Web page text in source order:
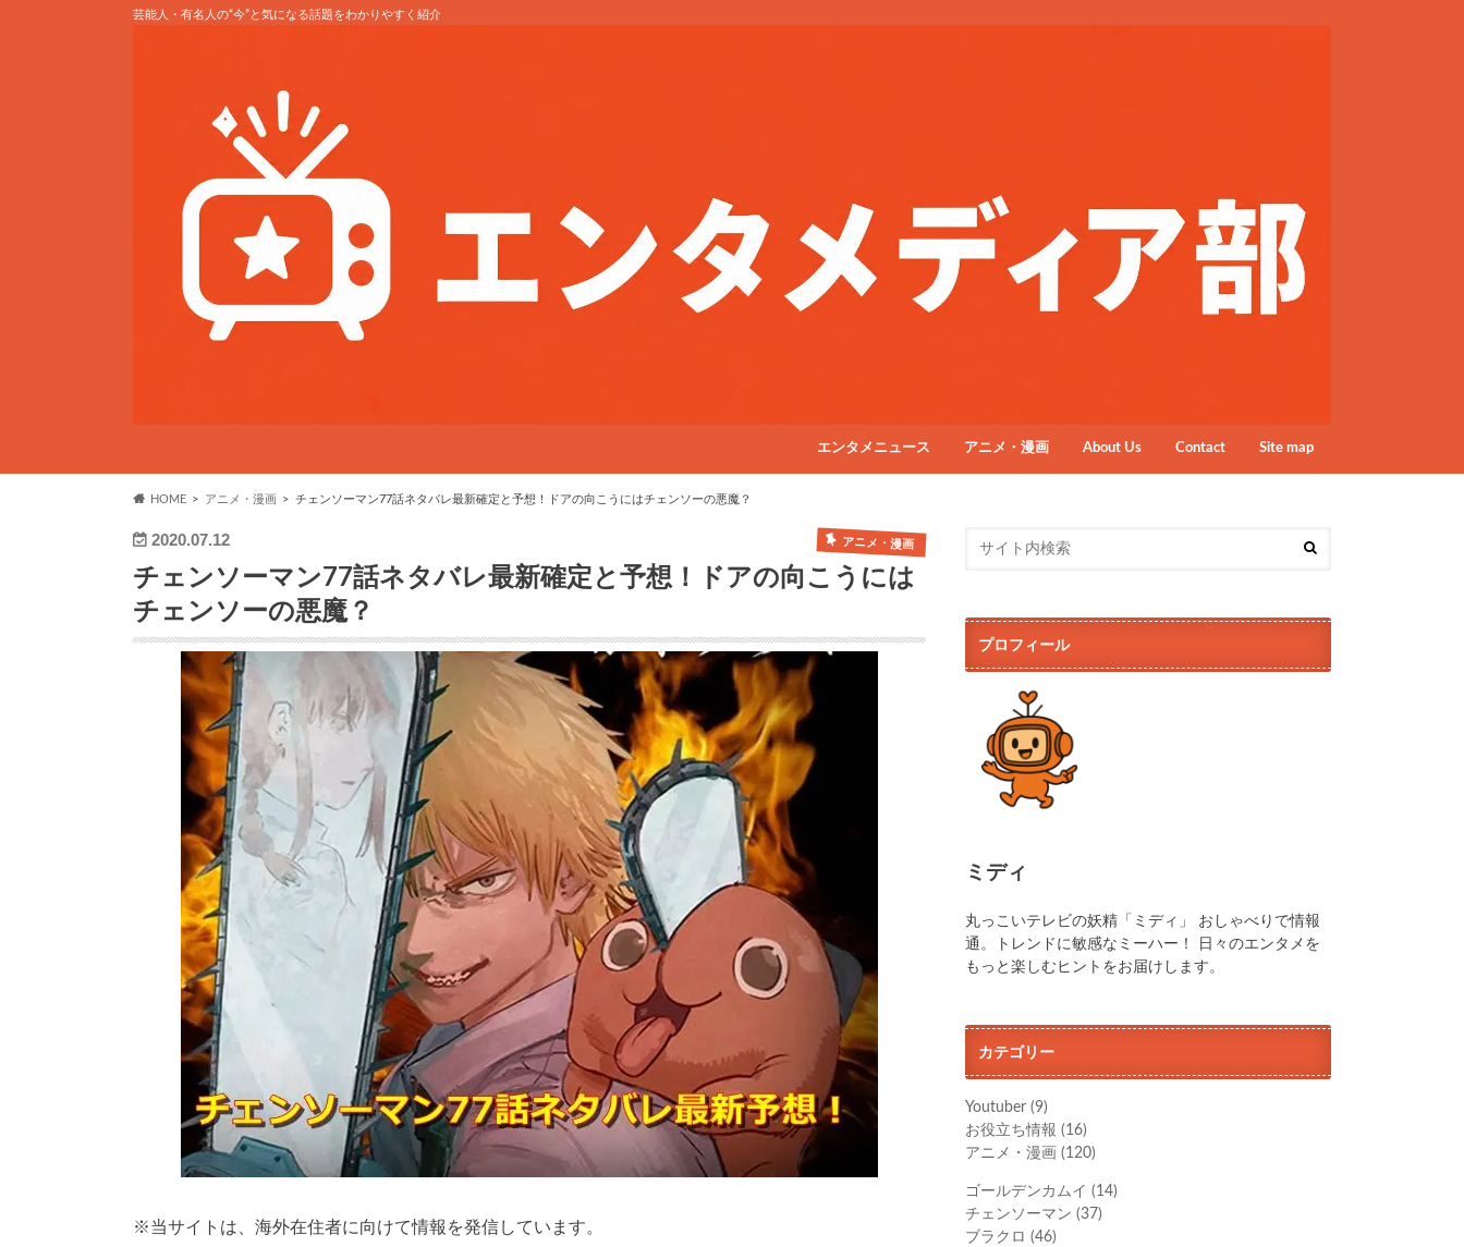
芸能人・有名人の“今”と気になる話題をわかりやすく紹介
エンタメニュース アニメ・漫画 About Us Contact Site map
HOME アニメ・漫画 チェンソーマン77話ネタバレ最新確定と予想！ドアの向こうにはチェンソーの悪魔？
2020.07.12 アニメ・漫画
チェンソーマン77話ネタバレ最新確定と予想！ドアの向こうには
チェンソーの悪魔？
※当サイトは、海外在住者に向けて情報を発信しています。
プロフィール
ミディ
丸っこいテレビの妖精「ミディ」 おしゃべりで情報
通。トレンドに敏感なミーハー！ 日々のエンタメを
もっと楽しむヒントをお届けします。
カテゴリー
Youtuber (9)
お役立ち情報 (16)
アニメ・漫画 (120)
ゴールデンカムイ (14)
チェンソーマン (37)
ブラクロ (46)